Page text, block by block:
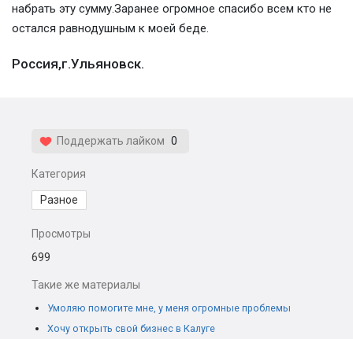
набрать эту сумму.Заранее огромное спасибо всем кто не
остался равнодушным к моей беде.
Россия,г.Ульяновск.
Поддержать лайком 0
Категория
Разное
Просмотры
699
Такие же материалы
Умоляю помогите мне, у меня огромные проблемы
Хочу открыть свой бизнес в Калуге